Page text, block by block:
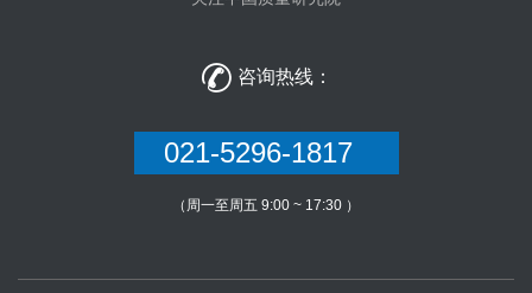
 咨询热线：
021-5296-1817
（周一至周五 9:00 ~ 17:30 ）